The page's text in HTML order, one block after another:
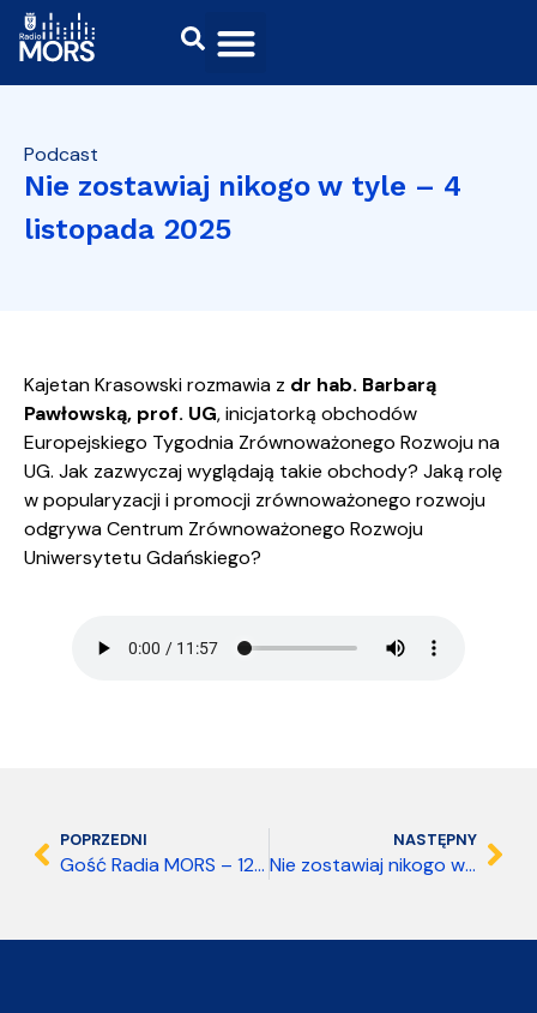
Podcast
Nie zostawiaj nikogo w tyle – 4
listopada 2025
Kajetan Krasowski rozmawia z dr hab. Barbarą
Pawłowską, prof. UG, inicjatorką obchodów
Europejskiego Tygodnia Zrównoważonego Rozwoju na
UG. Jak zazwyczaj wyglądają takie obchody? Jaką rolę
w popularyzacji i promocji zrównoważonego rozwoju
odgrywa Centrum Zrównoważonego Rozwoju
Uniwersytetu Gdańskiego?
POPRZEDNI
Gość Radia MORS – 12 lutego 2026
NASTĘPNY
Nie zostawiaj nikogo w tyle – 25 listopada 2025